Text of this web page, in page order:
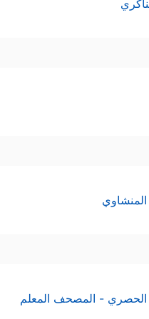
الحصري - المصحف المعلم